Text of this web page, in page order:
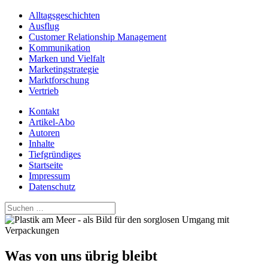
Alltagsgeschichten
Ausflug
Customer Relationship Management
Kommunikation
Marken und Vielfalt
Marketingstrategie
Marktforschung
Vertrieb
Kontakt
Artikel-Abo
Autoren
Inhalte
Tiefgründiges
Startseite
Impressum
Datenschutz
Suchen
nach:
Was von uns übrig bleibt